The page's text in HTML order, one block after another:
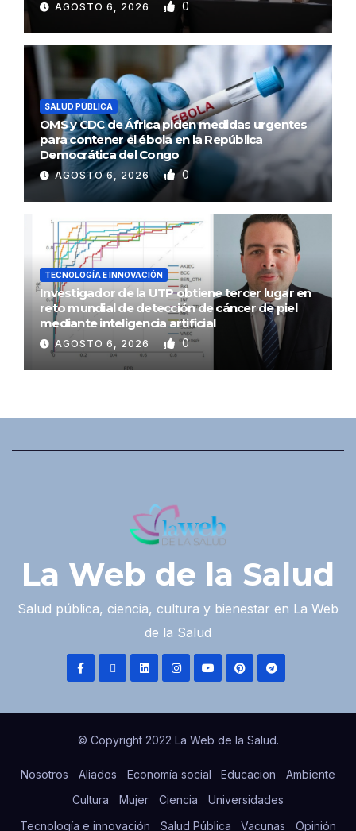
AGOSTO 6, 2026 0
SALUD PÚBLICA
OMS y CDC de África piden medidas urgentes
para contener el ébola en la República
Democrática del Congo
AGOSTO 6, 2026 0
TECNOLOGÍA E INNOVACIÓN
Investigador de la UTP obtiene tercer lugar en
reto mundial de detección de cáncer de piel
mediante inteligencia artificial
AGOSTO 6, 2026 0
La Web de la Salud
Salud pública, ciencia, cultura y bienestar en La Web
de la Salud
© Copyright 2022 La Web de la Salud.
Nosotros Aliados Economía social Educacion
Ambiente
Cultura
Mujer Ciencia
Universidades
Tecnología e innovación
Salud Pública Vacunas Opinión